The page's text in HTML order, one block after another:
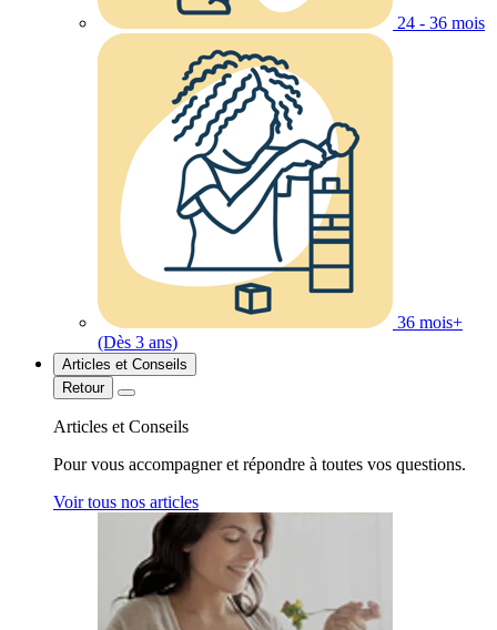
24 - 36 mois
36 mois+
(Dès 3 ans)
Articles et Conseils
Retour
Articles et Conseils
Pour vous accompagner et répondre à toutes vos questions.
Voir tous nos articles